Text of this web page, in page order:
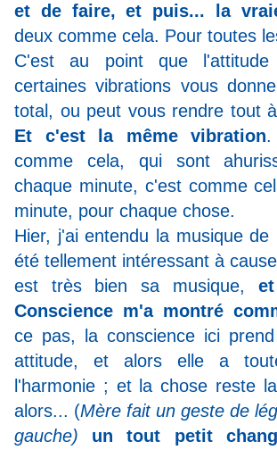
et de faire, et puis... la
deux comme cela. Pour toutes
C'est au point que l'attitude
certaines vibrations vous
total, ou peut vous rendre tout
Et c'est la même vibration.
comme cela, qui sont
chaque minute, c'est comme
minute, pour chaque chose.
Hier, j'ai entendu la musique
été tellement intéressant à
est très bien sa musique,
Conscience m'a montré
ce pas, la conscience ici
attitude, et alors elle a
l'harmonie ; et la chose reste
alors... (Mère fait un geste de
gauche) un tout petit